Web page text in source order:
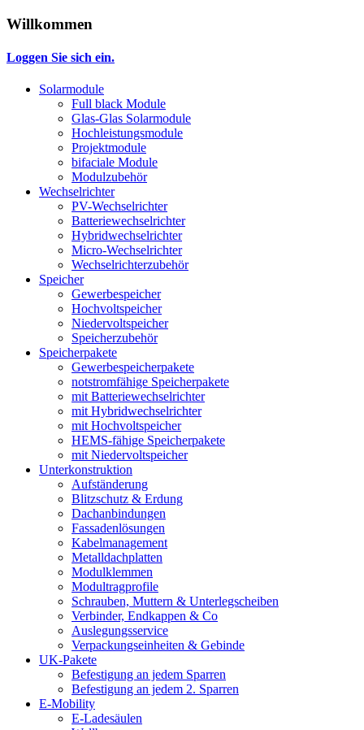
Willkommen
Loggen Sie sich ein.
Solarmodule
Full black Module
Glas-Glas Solarmodule
Hochleistungsmodule
Projektmodule
bifaciale Module
Modulzubehör
Wechselrichter
PV-Wechselrichter
Batteriewechselrichter
Hybridwechselrichter
Micro-Wechselrichter
Wechselrichterzubehör
Speicher
Gewerbespeicher
Hochvoltspeicher
Niedervoltspeicher
Speicherzubehör
Speicherpakete
Gewerbespeicherpakete
notstromfähige Speicherpakete
mit Batteriewechselrichter
mit Hybridwechselrichter
mit Hochvoltspeicher
HEMS-fähige Speicherpakete
mit Niedervoltspeicher
Unterkonstruktion
Aufständerung
Blitzschutz & Erdung
Dachanbindungen
Fassadenlösungen
Kabelmanagement
Metalldachplatten
Modulklemmen
Modultragprofile
Schrauben, Muttern & Unterlegscheiben
Verbinder, Endkappen & Co
Auslegungsservice
Verpackungseinheiten & Gebinde
UK-Pakete
Befestigung an jedem Sparren
Befestigung an jedem 2. Sparren
E-Mobility
E-Ladesäulen